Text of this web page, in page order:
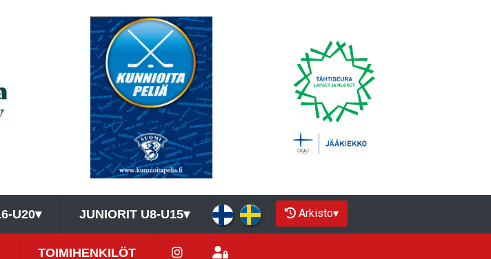
U20▾ JUNIORIT U8-U15▾ Arkisto▾
TOIMIHENKILÖT